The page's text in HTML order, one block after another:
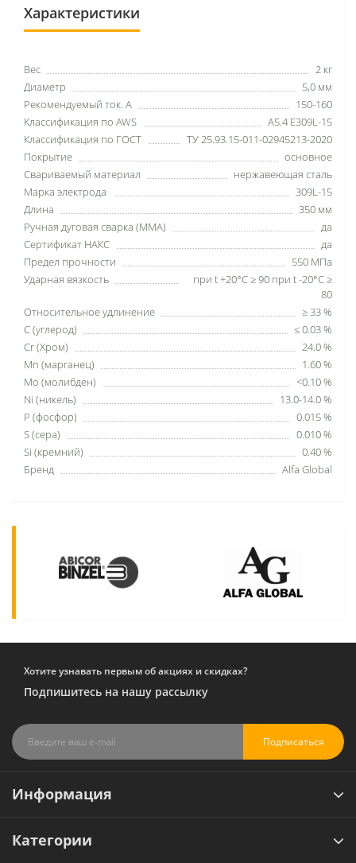
Характеристики
Вес
2 кг
Диаметр
5,0 мм
Рекомендуемый ток. А
150-160
Классификация по AWS
A5.4 E309L-15
Классификация по ГОСТ
ТУ 25.93.15-011-02945213-2020
Покрытие
основное
Свариваемый материал
нержавеющая сталь
Марка электрода
309L-15
Длина
350 мм
Ручная дуговая сварка (MMA)
да
Сертификат НАКС
да
Предел прочности
550 МПа
Ударная вязкость
при t +20°С ≥ 90 при t -20°С ≥
80
Относительное удлинение
≥ 33 %
C (углерод)
≤ 0.03 %
Cr (Хром)
24.0 %
Mn (марганец)
1.60 %
Mo (молибден)
<0.10 %
Ni (никель)
13.0-14.0 %
P (фосфор)
0.015 %
S (сера)
0.010 %
Si (кремний)
0.40 %
Бренд
Alfa Global
Хотите узнавать первым об акциях и скидках?
Подпишитесь на нашу рассылку
Подписаться
Информация
Категории